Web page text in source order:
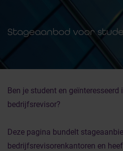
Stageaanbod voor
Ben je student en geïnteresseerd
bedrijfsrevisor?
Deze pagina bundelt
bedrijfsrevisorenkantoren en